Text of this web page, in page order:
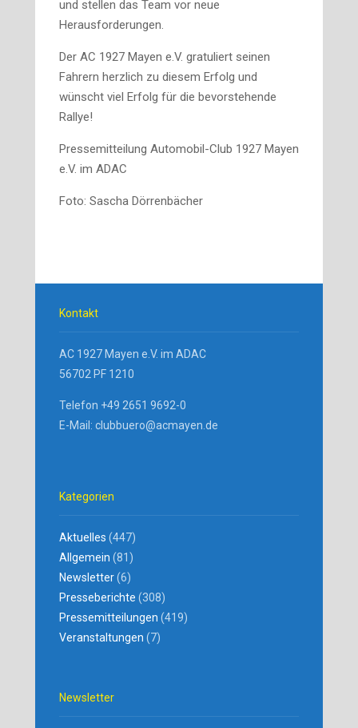
und stellen das Team vor neue
Herausforderungen.
Der AC 1927 Mayen e.V. gratuliert seinen
Fahrern herzlich zu diesem Erfolg und
wünscht viel Erfolg für die bevorstehende
Rallye!
Pressemitteilung Automobil-Club 1927 Mayen
e.V. im ADAC
Foto: Sascha Dörrenbächer
Kontakt
AC 1927 Mayen e.V. im ADAC
56702 PF 1210
Telefon +49 2651 9692-0
E-Mail: clubbuero@acmayen.de
Kategorien
Aktuelles (447)
Allgemein (81)
Newsletter(6)
Presseberichte (308)
Pressemitteilungen (419)
Veranstaltungen (7)
Newsletter